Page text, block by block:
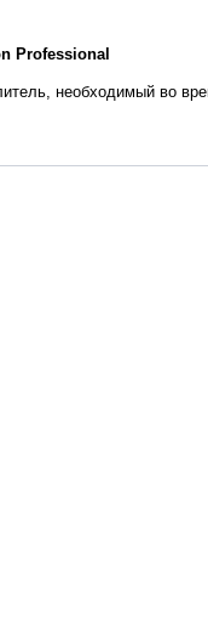
Professional
необходимый во